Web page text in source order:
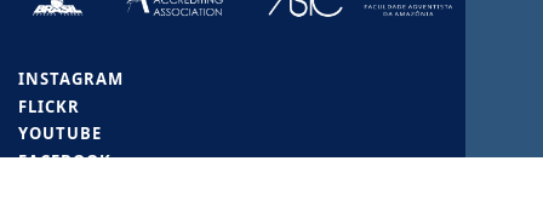
INSTAGRAM
FLICKR
YOUTUBE
FACEBOOK